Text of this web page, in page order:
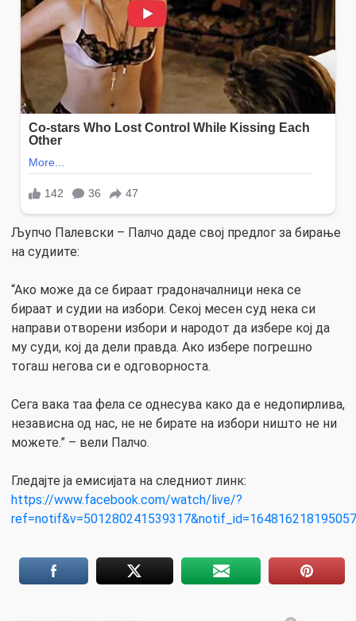
Љупчо Палевски – Палчо даде свој предлог за бирање
на судиите:
“Ако може да се бираат градоначалници нека се
бираат и судии на избори. Секој месен суд нека си
направи отворени избори и народот да избере кој да
му суди, кој да дели правда. Ако избере погрешно
тогаш негова си е одговорноста.
Сега вака таа фела се однесува како да е недопирлива,
независна од нас, не не бирате на избори ништо не ни
можете.” – вели Палчо.
Гледајте ја емисијата на следниот линк:
https://www.facebook.com/watch/live/?